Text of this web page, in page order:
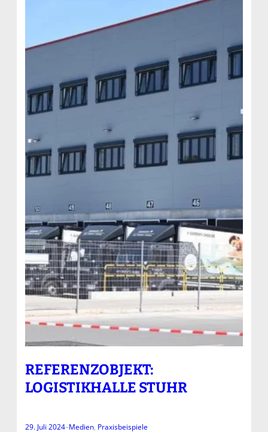
REFERENZOBJEKT:
LOGISTIKHALLE STUHR
29. Juli 2024–Medien, Praxisbeispiele